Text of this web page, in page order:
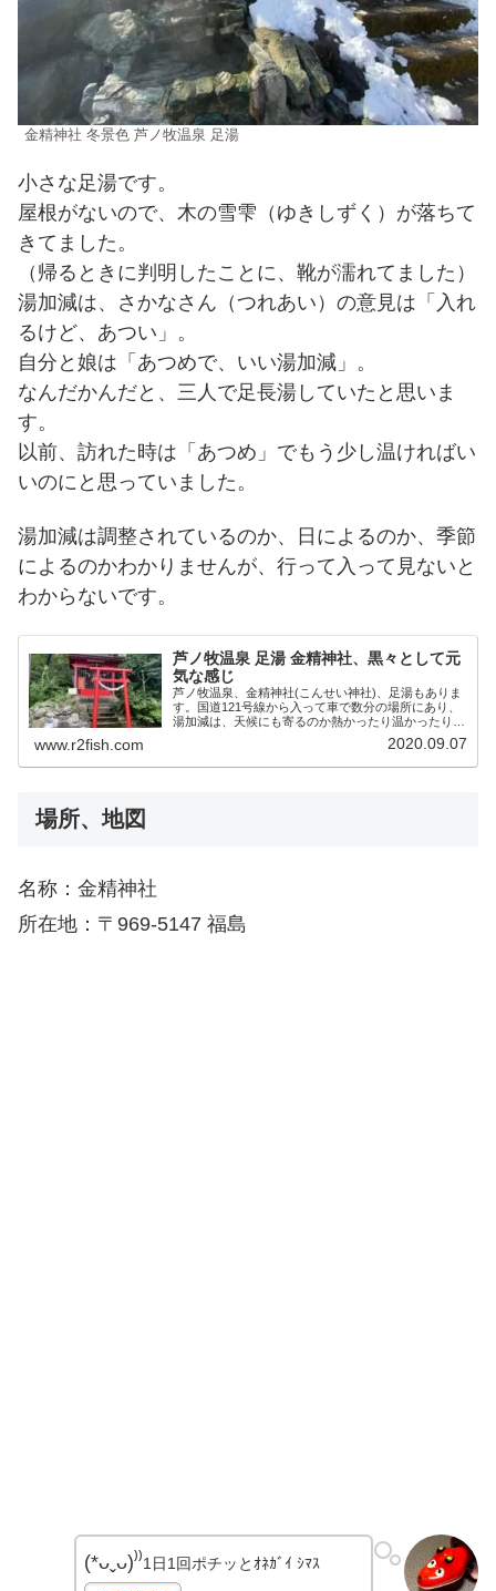
金精神社 冬景色 芦ノ牧温泉 足湯
小さな足湯です。
屋根がないので、木の雪雫（ゆきしずく）が落ちて
きてました。
（帰るときに判明したことに、靴が濡れてました）
湯加減は、さかなさん（つれあい）の意見は「入れ
るけど、あつい」。
自分と娘は「あつめで、いい湯加減」。
なんだかんだと、三人で足長湯していたと思いま
す。
以前、訪れた時は「あつめ」でもう少し温ければい
いのにと思っていました。
湯加減は調整されているのか、日によるのか、季節
によるのかわかりませんが、行って入って見ないと
わからないです。
芦ノ牧温泉 足湯 金精神社、黒々として元
気な感じ
芦ノ牧温泉、金精神社(こんせい神社)、足湯もありま
す。国道121号線から入って車で数分の場所にあり、
湯加減は、天候にも寄るのか熱かったり温かったり。
大抵は熱めです。お社の中には奥には黒々とした御神
www.r2fish.com 2020.09.07
場所、地図
名称：金精神社
所在地：〒969-5147 福島
(*ᴗˬᴗ)⁾⁾1日1回ポチッとｵﾈｶﾞｲ ｼﾏｽ